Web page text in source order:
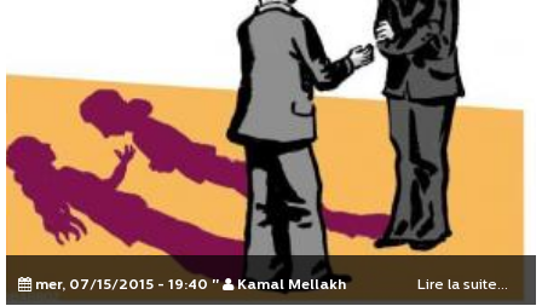
mer, 07/15/2015 - 19:40 " Kamal Mellakh Lire la suite...